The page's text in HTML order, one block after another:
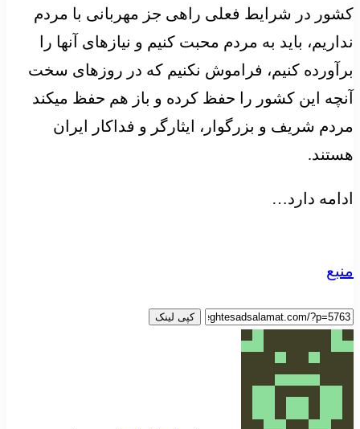
کشور در شرایط فعلی راهی جز مهربانی با مردم
نداریم، باید به مردم محبت کنیم و نیازهای آنها را
برآورده کنیم، فراموش نکنیم که در روزهای سخت
آنچه این کشور را حفظ کرده و باز هم حفظ میکند
مردم شریف و بزرگوار، ایثارگر و فداکار ایران
هستند.
ادامه دارد…
منبع
کپی لینک